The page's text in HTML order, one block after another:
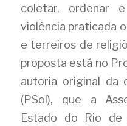
coletar, ordenar
violência praticada
e terreiros de
proposta está no
autoria original da
(PSol), que a
Estado do Rio de